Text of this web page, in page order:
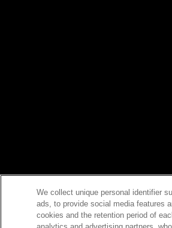
We collect unique personal identifier
ads, to provide social media features
cookies and the retention period of